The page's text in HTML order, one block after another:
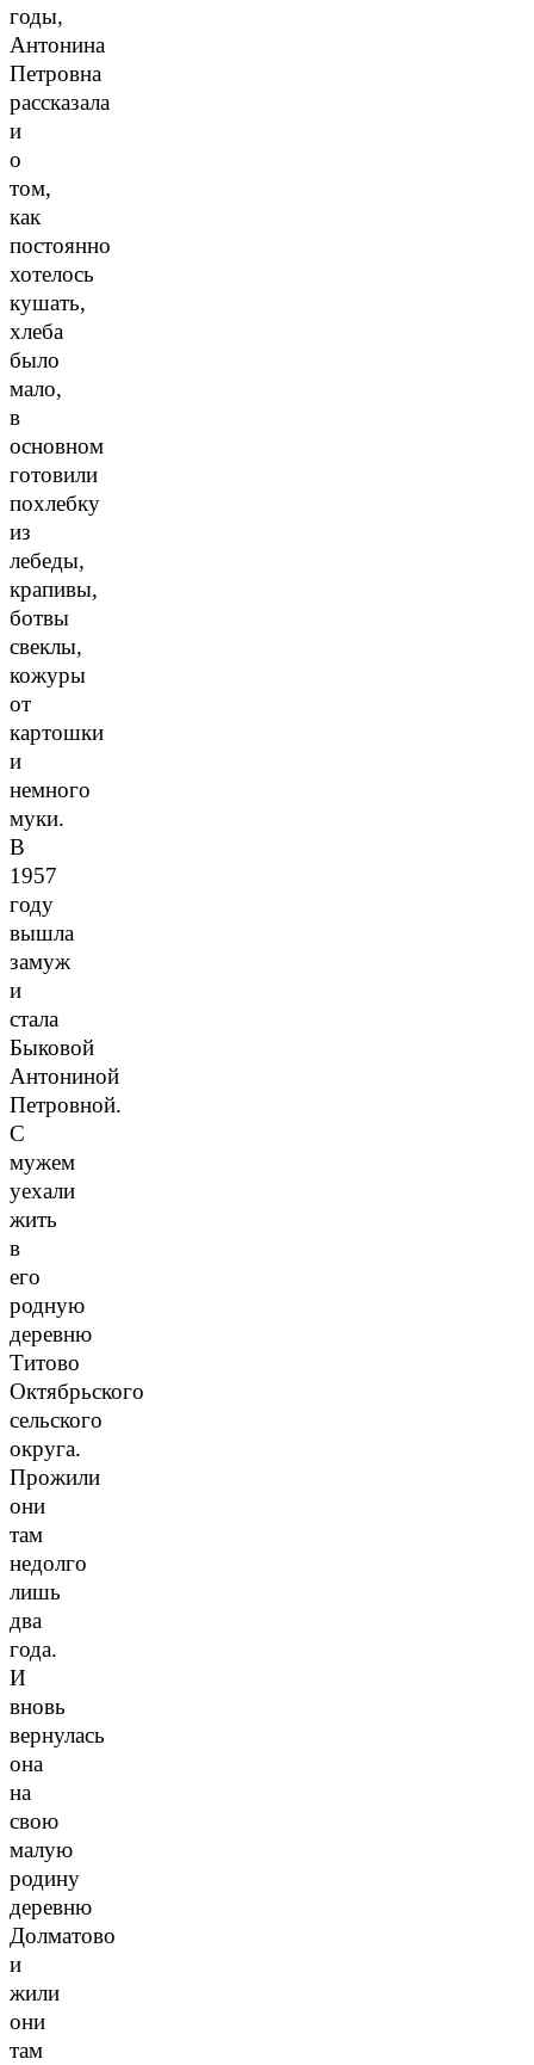
годы,
Антонина
Петровна
рассказала
и
о
том,
как
постоянно
хотелось
кушать,
хлеба
было
мало,
в
основном
готовили
похлебку
из
лебеды,
крапивы,
ботвы
свеклы,
кожуры
от
картошки
и
немного
муки.
В
1957
году
вышла
замуж
и
стала
Быковой
Антониной
Петровной.
С
мужем
уехали
жить
в
его
родную
деревню
Титово
Октябрьского
сельского
округа.
Прожили
они
там
недолго
лишь
два
года.
И
вновь
вернулась
она
на
свою
малую
родину
деревню
Долматово
и
жили
они
там